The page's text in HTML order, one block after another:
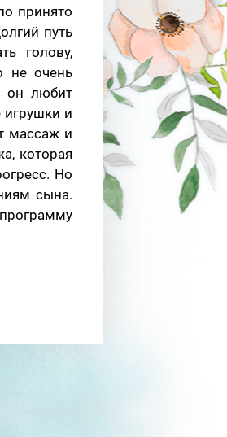
принято
путь
голову,
не очень
он любит
игрушки и
массаж и
которая
Но
сына.